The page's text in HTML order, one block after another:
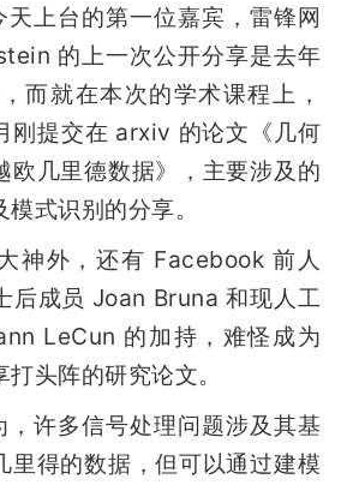
上台的第一位嘉宾，雷锋网
的上一次公开分享是去年
而就在本次的学术课程上，
刚提交在 arxiv 的论文《几何
欧几里德数据》，主要涉及的
式识别的分享。
神外，还有 Facebook 前人
后成员 Joan Bruna 和现人工
LeCun 的加持，难怪成为
头阵的研究论文。
许多信号处理问题涉及其基
里得的数据，但可以通过建模